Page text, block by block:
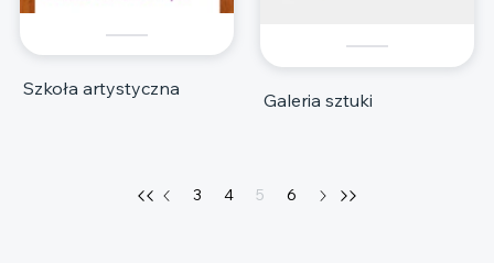
Szkoła artystyczna
Galeria sztuki
3 4 5 6